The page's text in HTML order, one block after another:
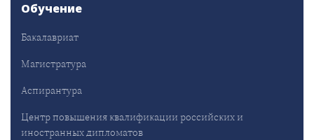
Обучение
Бакалавриат
Магистратура
Аспирантура
Центр повышения квалификации российских и
иностранных дипломатов